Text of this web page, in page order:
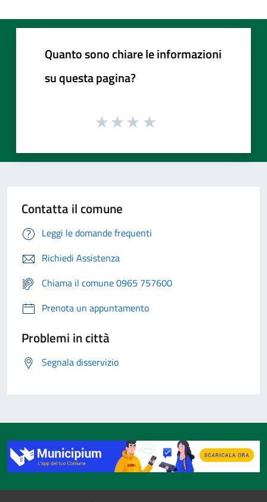
Quanto sono chiare le informazioni
su questa pagina?
Contatta il comune
Leggi le domande frequenti
Richiedi Assistenza
Chiama il comune 0965 757600
Prenota un appuntamento
Problemi in città
Segnala disservizio